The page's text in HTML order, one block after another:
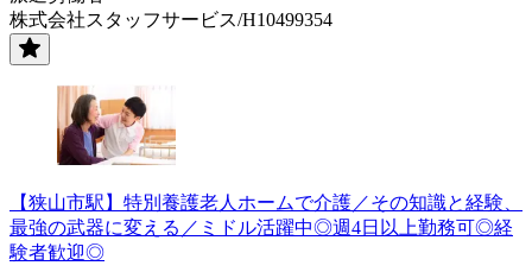
株式会社スタッフサービス/H10499354
【狭山市駅】特別養護老人ホームで介護／その知識と経験、
最強の武器に変える／ミドル活躍中◎週4日以上勤務可◎経
験者歓迎◎